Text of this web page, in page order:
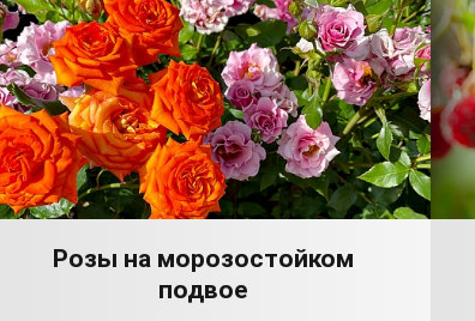
Розы на морозостойком
подвое